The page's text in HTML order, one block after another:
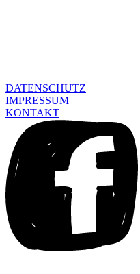
DATENSCHUTZ
IMPRESSUM
KONTAKT